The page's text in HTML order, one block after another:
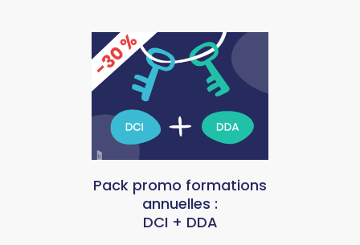
Pack promo formations
annuelles :
DCI + DDA